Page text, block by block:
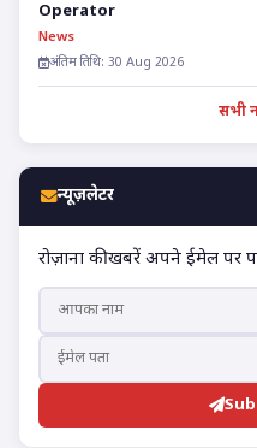
Operator
News
अंतिम तिथि: 30 Aug 2026
सभी
न्यूज़लेटर
रोज़ाना की खबरें अपने ईमेल पर